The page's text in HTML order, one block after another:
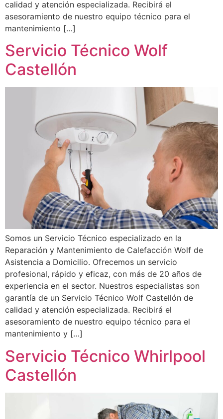
calidad y atención especializada. Recibirá el
asesoramiento de nuestro equipo técnico para el
mantenimiento […]
Servicio Técnico Wolf
Castellón
Somos un Servicio Técnico especializado en la
Reparación y Mantenimiento de Calefacción Wolf de
Asistencia a Domicilio. Ofrecemos un servicio
profesional, rápido y eficaz, con más de 20 años de
experiencia en el sector. Nuestros especialistas son
garantía de un Servicio Técnico Wolf Castellón de
calidad y atención especializada. Recibirá el
asesoramiento de nuestro equipo técnico para el
mantenimiento y […]
Servicio Técnico Whirlpool
Castellón